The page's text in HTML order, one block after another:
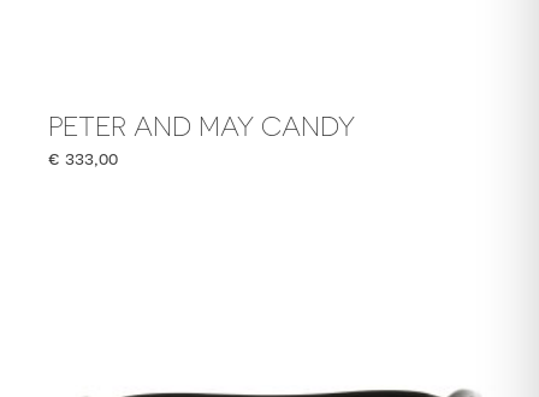
PETER AND MAY CANDY
€ 333,00